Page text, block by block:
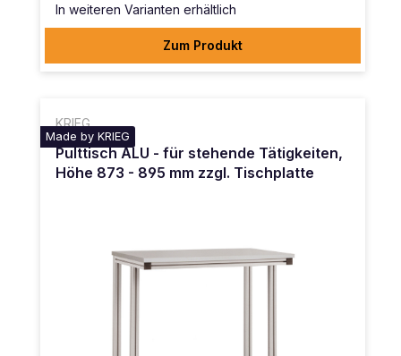
In weiteren Varianten erhältlich
Zum Produkt
KRIEG
Made by KRIEG
Pulttisch ALU - für stehende Tätigkeiten,
Höhe 873 - 895 mm zzgl. Tischplatte